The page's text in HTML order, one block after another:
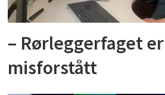
– Rørleggerfaget
misforstått